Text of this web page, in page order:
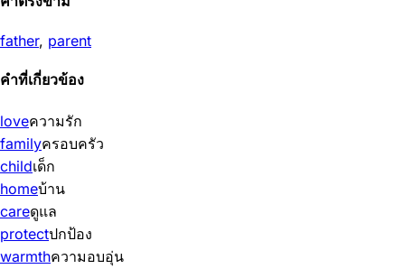
father, parent
คำที่เกี่ยวข้อง
loveความรัก
familyครอบครัว
childเด็ก
homeบ้าน
careดูแล
protectปกป้อง
warmthความอบอุ่น